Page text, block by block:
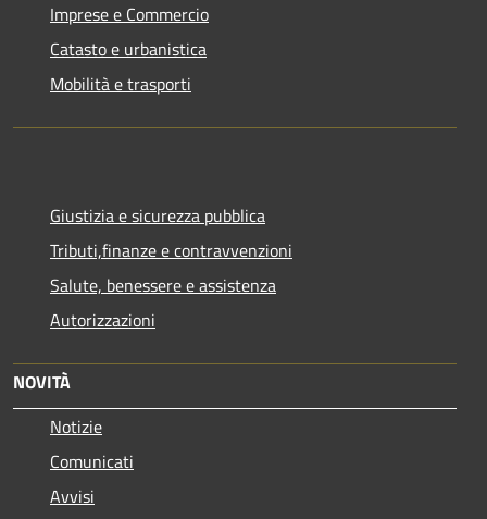
Imprese e Commercio
Catasto e urbanistica
Mobilità e trasporti
Giustizia e sicurezza pubblica
Tributi,finanze e contravvenzioni
Salute, benessere e assistenza
Autorizzazioni
NOVITÀ
Notizie
Comunicati
Avvisi